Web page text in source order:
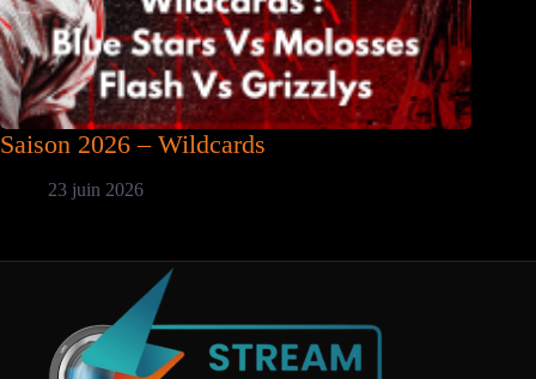
Saison 2026 – Wildcards
23 juin 2026